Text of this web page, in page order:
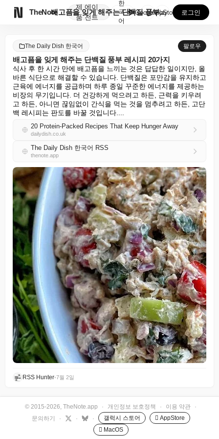
TheNote
제
품
에이
전트
배고픔을 잊게 해주는 단백질 풍부 레시피 20가지
한
국
어
GooglePlay
AppStore 로그인
The Daily Dish 한국어 팔로우
배고픔을 잊게 해주는 단백질 풍부 레시피 20가지
식사 후 한 시간 만에 배고픔을 느끼는 것은 답답한 일이지만, 올
바른 식단으로 해결할 수 있습니다. 단백질은 포만감을 유지하고
근육에 에너지를 공급하며 하루 종일 꾸준한 에너지를 제공하는
비장의 무기입니다. 더 건강하게 먹으려고 하든, 근력을 키우려
고 하든, 아니면 끊임없이 간식을 먹는 것을 멈추려고 하든, 고단
백 레시피는 판도를 바꿀 것입니다....
20 Protein-Packed Recipes That Keep Hunger Away
dailydish.co.uk
The Daily Dish 한국어 RSS
thenote.app
RSS Hunter•7월 2일
© 2015-2026, TheNote.app · 개인정보 보호정책 · 이용 약관
·
문의하기
· · · 갤럭시 스토어
 AppStore
 MacOS